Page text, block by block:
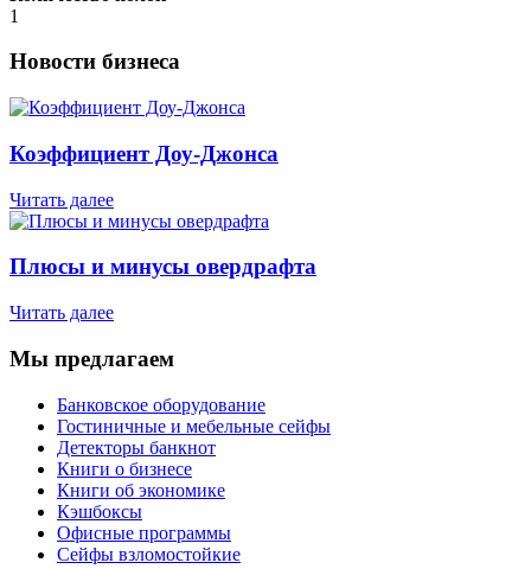
1
Новости бизнеса
Коэффициент Доу-Джонса
Читать далее
Плюсы и минусы овердрафта
Читать далее
Мы предлагаем
Банковское оборудование
Гостиничные и мебельные сейфы
Детекторы банкнот
Книги о бизнесе
Книги об экономике
Кэшбоксы
Офисные программы
Сейфы взломостойкие